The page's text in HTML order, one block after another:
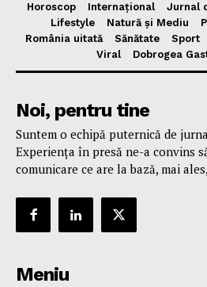
Horoscop
Internațional Jurnal
Lifestyle
Natură și Mediu
România uitată
Sănătate Sport
Viral
Dobrogea
Noi, pentru tine
Suntem o echipă puternică de
Experiența în presă ne-a convins
comunicare ce are la bază, mai
Meniu